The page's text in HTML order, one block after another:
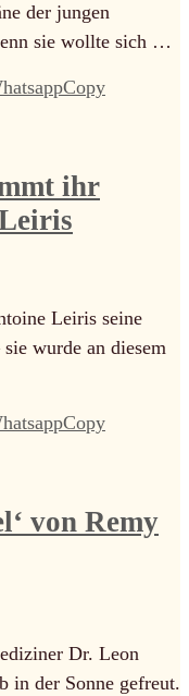
der jungen
sie wollte sich …
Copy
ihr
Leiris seine
wurde an diesem
Copy
von Remy
Dr. Leon
in der Sonne gefreut.